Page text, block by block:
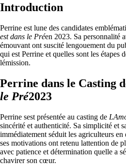
Introduction
Perrine est lune des candidates
est dans le Préen 2023. Sa personnalité
émouvant ont suscité lengouement du
qui est Perrine et quelles sont les étapes
lémission.
Perrine dans le Casting
le Pré2023
Perrine sest présentée au casting de
sincérité et authenticité. Sa simplicité et
immédiatement séduit les agriculteurs
ses motivations ont retenu lattention de
avec patience et détermination quelle a
chavirer son cœur.